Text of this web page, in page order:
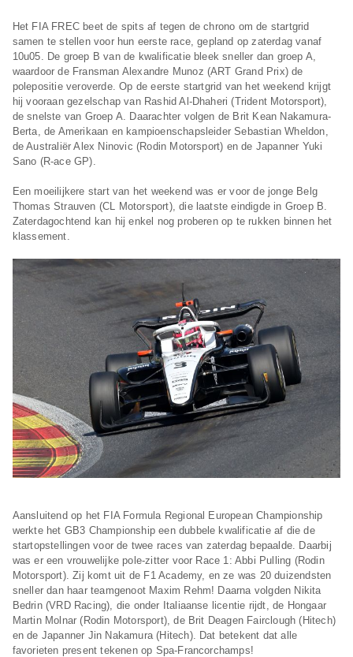
Het FIA FREC beet de spits af tegen de chrono om de startgrid
samen te stellen voor hun eerste race, gepland op zaterdag vanaf
10u05. De groep B van de kwalificatie bleek sneller dan groep A,
waardoor de Fransman Alexandre Munoz (ART Grand Prix) de
polepositie veroverde. Op de eerste startgrid van het weekend krijgt
hij vooraan gezelschap van Rashid Al-Dhaheri (Trident Motorsport),
de snelste van Groep A. Daarachter volgen de Brit Kean Nakamura-
Berta, de Amerikaan en kampioenschapsleider Sebastian Wheldon,
de Australiër Alex Ninovic (Rodin Motorsport) en de Japanner Yuki
Sano (R-ace GP).
Een moeilijkere start van het weekend was er voor de jonge Belg
Thomas Strauven (CL Motorsport), die laatste eindigde in Groep B.
Zaterdagochtend kan hij enkel nog proberen op te rukken binnen het
klassement.
Aansluitend op het FIA Formula Regional European Championship
werkte het GB3 Championship een dubbele kwalificatie af die de
startopstellingen voor de twee races van zaterdag bepaalde. Daarbij
was er een vrouwelijke pole-zitter voor Race 1: Abbi Pulling (Rodin
Motorsport). Zij komt uit de F1 Academy, en ze was 20 duizendsten
sneller dan haar teamgenoot Maxim Rehm! Daarna volgden Nikita
Bedrin (VRD Racing), die onder Italiaanse licentie rijdt, de Hongaar
Martin Molnar (Rodin Motorsport), de Brit Deagen Fairclough (Hitech)
en de Japanner Jin Nakamura (Hitech). Dat betekent dat alle
favorieten present tekenen op Spa-Francorchamps!